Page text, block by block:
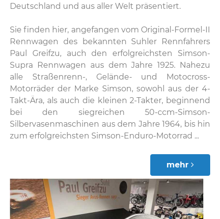
Deutschland und aus aller Welt präsentiert.
Sie finden hier, angefangen vom Original-Formel-II
Rennwagen des bekannten Suhler Rennfahrers
Paul Greifzu, auch den erfolgreichsten Simson-
Supra Rennwagen aus dem Jahre 1925. Nahezu
alle Straßenrenn-, Gelände- und Motocross-
Motorräder der Marke Simson, sowohl aus der 4-
Takt-Ära, als auch die kleinen 2-Takter, beginnend
bei den siegreichen 50-ccm-Simson-
Silbervasenmaschinen aus dem Jahre 1964, bis hin
zum erfolgreichsten Simson-Enduro-Motorrad ...
mehr